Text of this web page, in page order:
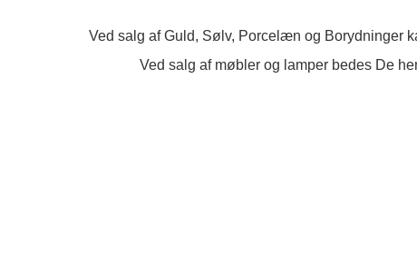
Ved salg af Guld, Sølv, Porcelæn og Borydninger
Ved salg af møbler og lamper bedes De